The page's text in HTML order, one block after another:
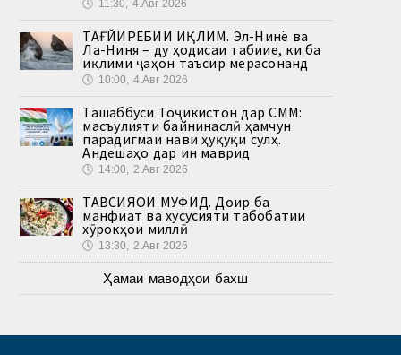
🕔 11:30, 4.Авг 2026
ТАҒЙИРЁБИИ ИҚЛИМ. Эл-Нинё ва
Ла-Ниня – ду ҳодисаи табиие, ки ба
иқлими ҷаҳон таъсир мерасонанд
🕔 10:00, 4.Авг 2026
Ташаббуси Тоҷикистон дар СММ:
масъулияти байнинаслӣ ҳамчун
парадигмаи нави ҳуқуқи сулҳ.
Андешаҳо дар ин маврид
🕔 14:00, 2.Авг 2026
ТАВСИЯҲОИ МУФИД. Доир ба
манфиат ва хусусияти табобатии
хӯрокҳои миллӣ
🕔 13:30, 2.Авг 2026
Ҳамаи маводҳои бахш